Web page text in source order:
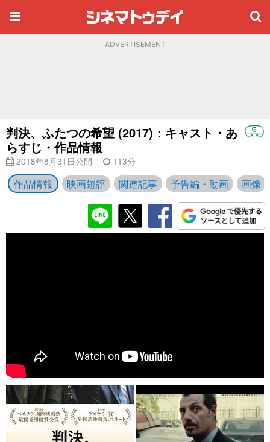
ADVERTISEMENT
判決、ふたつの希望 (2017)：キャスト・あ
らすじ・作品情報
2018年8月31日公開 113分
作品情報 映画短評 関連記事 予告編・動画 画像